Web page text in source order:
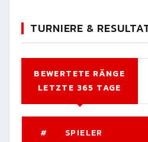
TURNIERE &
BEWERTETE RÄNGE
LETZTE 365 TAGE
# SPIELER